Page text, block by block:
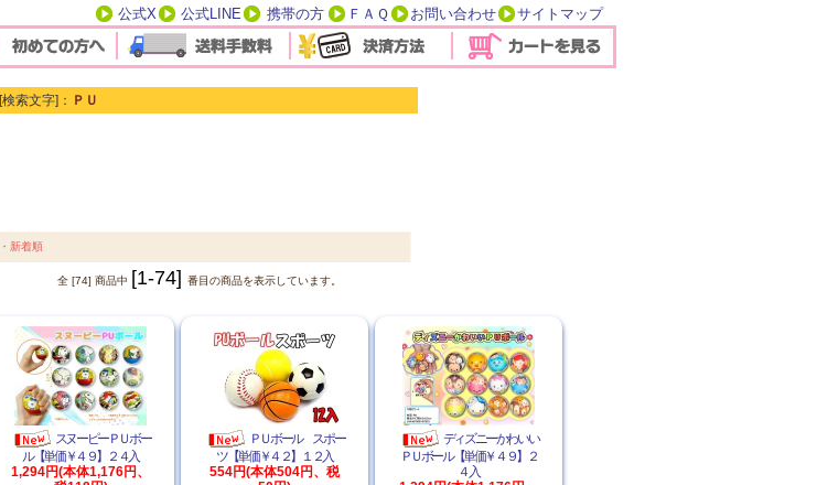
公式X 公式LINE 携帯の方 ＦＡＱ お問い合わせ サイトマップ
[検索文字]： ＰＵ
・新着順
全 [74] 商品中 [1-74] 番目の商品を表示しています。
スヌーピーＰＵボー
ル【単価￥４９】２４入
1,294円(本体1,176円、
ＰＵボール スポー
ツ【単価￥４２】１２入
554円(本体504円、税
ディズニーかわいい
ＰＵボール【単価￥４９】２
４入